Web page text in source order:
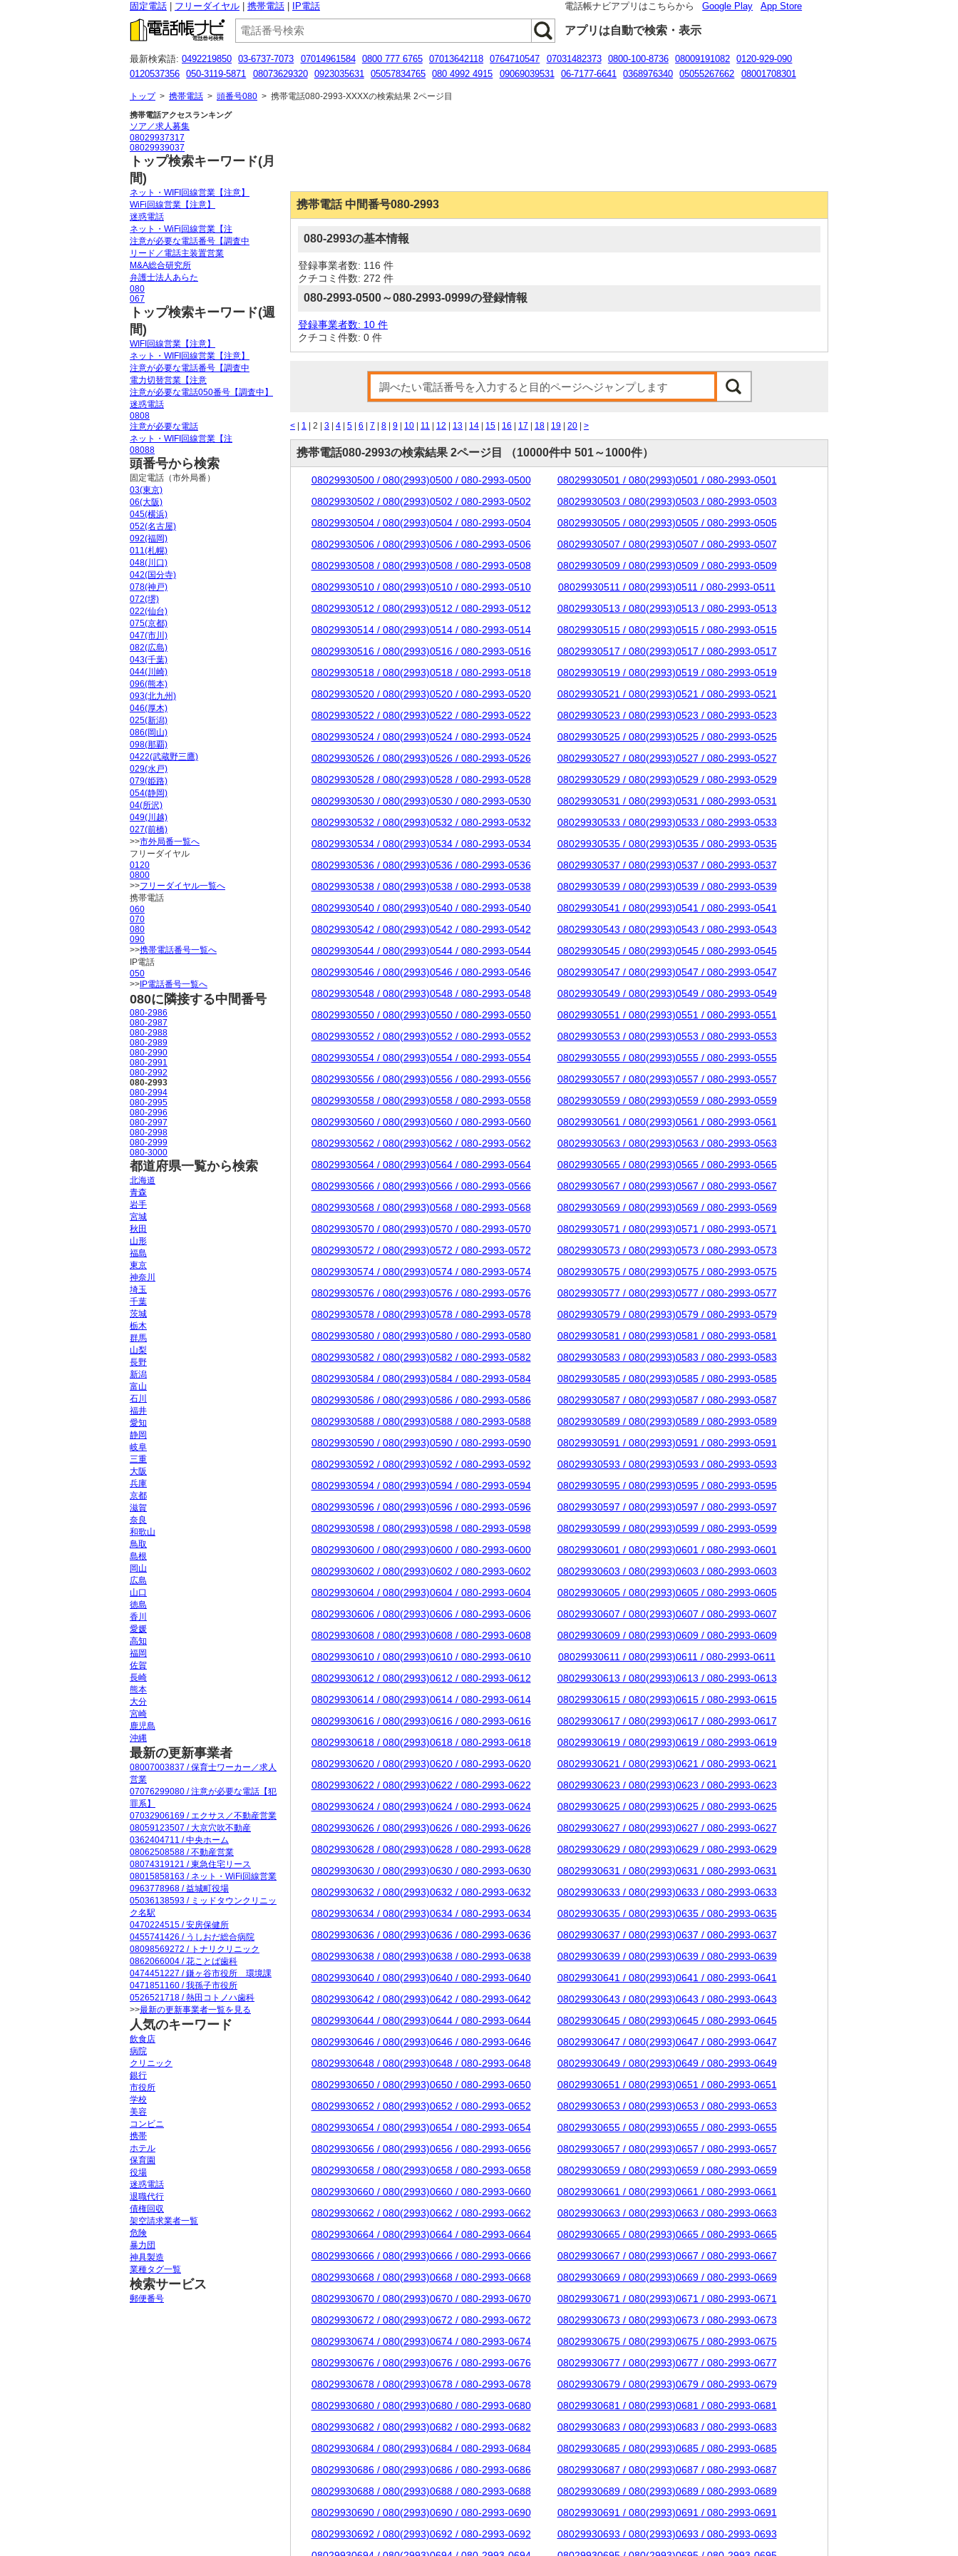
固定電話 フリーダイヤル 携帯電話 IP電話 電話帳ナビアプリはこちらから Google Play App Store
アプリは自動で検索・表示
最新検索語: 0492219850 03-6737-7073 07014961584 0800 777 6765 07013642118 0764710547 07031482373 0800-100-8736 08009191082
0120-929-090
0120537356
050-3119-5871 08073629320 0923035631 05057834765 080 4992 4915 09069039531 06-7177-6641 0368976340 05055267662
08001708301
トップ> 携帯電話 > 頭番号080 > 携帯電話080-2993-XXXXの検索結果 2ページ目
携帯電話 中間番号080-2993
080-2993の基本情報
登録事業者数: 116 件
クチコミ件数: 272 件
080-2993-0500～080-2993-0999の登録情報
登録事業者数: 10 件
クチコミ件数: 0 件
< 1 | 2 | 3 4 5 6 7 8 9 10 11 12 13 14 15 16 17 18 19 20 >
携帯電話080-2993の検索結果 2ページ目 （10000件中 501～1000件）
08029930500 / 080(2993)0500 / 080-2993-0500
08029930501 / 080(2993)0501 / 080-2993-0501
08029930502 / 080(2993)0502 / 080-2993-0502
08029930503 / 080(2993)0503 / 080-2993-0503
08029930504 / 080(2993)0504 / 080-2993-0504
08029930505 / 080(2993)0505 / 080-2993-0505
08029930506 / 080(2993)0506 / 080-2993-0506
08029930507 / 080(2993)0507 / 080-2993-0507
08029930508 / 080(2993)0508 / 080-2993-0508
08029930509 / 080(2993)0509 / 080-2993-0509
08029930510 / 080(2993)0510 / 080-2993-0510
08029930511 / 080(2993)0511 / 080-2993-0511
08029930512 / 080(2993)0512 / 080-2993-0512
08029930513 / 080(2993)0513 / 080-2993-0513
08029930514 / 080(2993)0514 / 080-2993-0514
08029930515 / 080(2993)0515 / 080-2993-0515
08029930516 / 080(2993)0516 / 080-2993-0516
08029930517 / 080(2993)0517 / 080-2993-0517
08029930518 / 080(2993)0518 / 080-2993-0518
08029930519 / 080(2993)0519 / 080-2993-0519
08029930520 / 080(2993)0520 / 080-2993-0520
08029930521 / 080(2993)0521 / 080-2993-0521
08029930522 / 080(2993)0522 / 080-2993-0522
08029930523 / 080(2993)0523 / 080-2993-0523
08029930524 / 080(2993)0524 / 080-2993-0524
08029930525 / 080(2993)0525 / 080-2993-0525
08029930526 / 080(2993)0526 / 080-2993-0526
08029930527 / 080(2993)0527 / 080-2993-0527
08029930528 / 080(2993)0528 / 080-2993-0528
08029930529 / 080(2993)0529 / 080-2993-0529
08029930530 / 080(2993)0530 / 080-2993-0530
08029930531 / 080(2993)0531 / 080-2993-0531
08029930532 / 080(2993)0532 / 080-2993-0532
08029930533 / 080(2993)0533 / 080-2993-0533
08029930534 / 080(2993)0534 / 080-2993-0534
08029930535 / 080(2993)0535 / 080-2993-0535
08029930536 / 080(2993)0536 / 080-2993-0536
08029930537 / 080(2993)0537 / 080-2993-0537
08029930538 / 080(2993)0538 / 080-2993-0538
08029930539 / 080(2993)0539 / 080-2993-0539
08029930540 / 080(2993)0540 / 080-2993-0540
08029930541 / 080(2993)0541 / 080-2993-0541
08029930542 / 080(2993)0542 / 080-2993-0542
08029930543 / 080(2993)0543 / 080-2993-0543
08029930544 / 080(2993)0544 / 080-2993-0544
08029930545 / 080(2993)0545 / 080-2993-0545
08029930546 / 080(2993)0546 / 080-2993-0546
08029930547 / 080(2993)0547 / 080-2993-0547
08029930548 / 080(2993)0548 / 080-2993-0548
08029930549 / 080(2993)0549 / 080-2993-0549
08029930550 / 080(2993)0550 / 080-2993-0550
08029930551 / 080(2993)0551 / 080-2993-0551
08029930552 / 080(2993)0552 / 080-2993-0552
08029930553 / 080(2993)0553 / 080-2993-0553
08029930554 / 080(2993)0554 / 080-2993-0554
08029930555 / 080(2993)0555 / 080-2993-0555
08029930556 / 080(2993)0556 / 080-2993-0556
08029930557 / 080(2993)0557 / 080-2993-0557
08029930558 / 080(2993)0558 / 080-2993-0558
08029930559 / 080(2993)0559 / 080-2993-0559
08029930560 / 080(2993)0560 / 080-2993-0560
08029930561 / 080(2993)0561 / 080-2993-0561
08029930562 / 080(2993)0562 / 080-2993-0562
08029930563 / 080(2993)0563 / 080-2993-0563
08029930564 / 080(2993)0564 / 080-2993-0564
08029930565 / 080(2993)0565 / 080-2993-0565
08029930566 / 080(2993)0566 / 080-2993-0566
08029930567 / 080(2993)0567 / 080-2993-0567
08029930568 / 080(2993)0568 / 080-2993-0568
08029930569 / 080(2993)0569 / 080-2993-0569
08029930570 / 080(2993)0570 / 080-2993-0570
08029930571 / 080(2993)0571 / 080-2993-0571
08029930572 / 080(2993)0572 / 080-2993-0572
08029930573 / 080(2993)0573 / 080-2993-0573
08029930574 / 080(2993)0574 / 080-2993-0574
08029930575 / 080(2993)0575 / 080-2993-0575
08029930576 / 080(2993)0576 / 080-2993-0576
08029930577 / 080(2993)0577 / 080-2993-0577
08029930578 / 080(2993)0578 / 080-2993-0578
08029930579 / 080(2993)0579 / 080-2993-0579
08029930580 / 080(2993)0580 / 080-2993-0580
08029930581 / 080(2993)0581 / 080-2993-0581
08029930582 / 080(2993)0582 / 080-2993-0582
08029930583 / 080(2993)0583 / 080-2993-0583
08029930584 / 080(2993)0584 / 080-2993-0584
08029930585 / 080(2993)0585 / 080-2993-0585
08029930586 / 080(2993)0586 / 080-2993-0586
08029930587 / 080(2993)0587 / 080-2993-0587
08029930588 / 080(2993)0588 / 080-2993-0588
08029930589 / 080(2993)0589 / 080-2993-0589
08029930590 / 080(2993)0590 / 080-2993-0590
08029930591 / 080(2993)0591 / 080-2993-0591
08029930592 / 080(2993)0592 / 080-2993-0592
08029930593 / 080(2993)0593 / 080-2993-0593
08029930594 / 080(2993)0594 / 080-2993-0594
08029930595 / 080(2993)0595 / 080-2993-0595
08029930596 / 080(2993)0596 / 080-2993-0596
08029930597 / 080(2993)0597 / 080-2993-0597
08029930598 / 080(2993)0598 / 080-2993-0598
08029930599 / 080(2993)0599 / 080-2993-0599
08029930600 / 080(2993)0600 / 080-2993-0600
08029930601 / 080(2993)0601 / 080-2993-0601
08029930602 / 080(2993)0602 / 080-2993-0602
08029930603 / 080(2993)0603 / 080-2993-0603
08029930604 / 080(2993)0604 / 080-2993-0604
08029930605 / 080(2993)0605 / 080-2993-0605
08029930606 / 080(2993)0606 / 080-2993-0606
08029930607 / 080(2993)0607 / 080-2993-0607
08029930608 / 080(2993)0608 / 080-2993-0608
08029930609 / 080(2993)0609 / 080-2993-0609
08029930610 / 080(2993)0610 / 080-2993-0610
08029930611 / 080(2993)0611 / 080-2993-0611
08029930612 / 080(2993)0612 / 080-2993-0612
08029930613 / 080(2993)0613 / 080-2993-0613
08029930614 / 080(2993)0614 / 080-2993-0614
08029930615 / 080(2993)0615 / 080-2993-0615
08029930616 / 080(2993)0616 / 080-2993-0616
08029930617 / 080(2993)0617 / 080-2993-0617
08029930618 / 080(2993)0618 / 080-2993-0618
08029930619 / 080(2993)0619 / 080-2993-0619
08029930620 / 080(2993)0620 / 080-2993-0620
08029930621 / 080(2993)0621 / 080-2993-0621
08029930622 / 080(2993)0622 / 080-2993-0622
08029930623 / 080(2993)0623 / 080-2993-0623
08029930624 / 080(2993)0624 / 080-2993-0624
08029930625 / 080(2993)0625 / 080-2993-0625
08029930626 / 080(2993)0626 / 080-2993-0626
08029930627 / 080(2993)0627 / 080-2993-0627
08029930628 / 080(2993)0628 / 080-2993-0628
08029930629 / 080(2993)0629 / 080-2993-0629
08029930630 / 080(2993)0630 / 080-2993-0630
08029930631 / 080(2993)0631 / 080-2993-0631
08029930632 / 080(2993)0632 / 080-2993-0632
08029930633 / 080(2993)0633 / 080-2993-0633
08029930634 / 080(2993)0634 / 080-2993-0634
08029930635 / 080(2993)0635 / 080-2993-0635
08029930636 / 080(2993)0636 / 080-2993-0636
08029930637 / 080(2993)0637 / 080-2993-0637
08029930638 / 080(2993)0638 / 080-2993-0638
08029930639 / 080(2993)0639 / 080-2993-0639
08029930640 / 080(2993)0640 / 080-2993-0640
08029930641 / 080(2993)0641 / 080-2993-0641
08029930642 / 080(2993)0642 / 080-2993-0642
08029930643 / 080(2993)0643 / 080-2993-0643
08029930644 / 080(2993)0644 / 080-2993-0644
08029930645 / 080(2993)0645 / 080-2993-0645
08029930646 / 080(2993)0646 / 080-2993-0646
08029930647 / 080(2993)0647 / 080-2993-0647
08029930648 / 080(2993)0648 / 080-2993-0648
08029930649 / 080(2993)0649 / 080-2993-0649
08029930650 / 080(2993)0650 / 080-2993-0650
08029930651 / 080(2993)0651 / 080-2993-0651
08029930652 / 080(2993)0652 / 080-2993-0652
08029930653 / 080(2993)0653 / 080-2993-0653
08029930654 / 080(2993)0654 / 080-2993-0654
08029930655 / 080(2993)0655 / 080-2993-0655
08029930656 / 080(2993)0656 / 080-2993-0656
08029930657 / 080(2993)0657 / 080-2993-0657
08029930658 / 080(2993)0658 / 080-2993-0658
08029930659 / 080(2993)0659 / 080-2993-0659
08029930660 / 080(2993)0660 / 080-2993-0660
08029930661 / 080(2993)0661 / 080-2993-0661
08029930662 / 080(2993)0662 / 080-2993-0662
08029930663 / 080(2993)0663 / 080-2993-0663
08029930664 / 080(2993)0664 / 080-2993-0664
08029930665 / 080(2993)0665 / 080-2993-0665
08029930666 / 080(2993)0666 / 080-2993-0666
08029930667 / 080(2993)0667 / 080-2993-0667
08029930668 / 080(2993)0668 / 080-2993-0668
08029930669 / 080(2993)0669 / 080-2993-0669
08029930670 / 080(2993)0670 / 080-2993-0670
08029930671 / 080(2993)0671 / 080-2993-0671
08029930672 / 080(2993)0672 / 080-2993-0672
08029930673 / 080(2993)0673 / 080-2993-0673
08029930674 / 080(2993)0674 / 080-2993-0674
08029930675 / 080(2993)0675 / 080-2993-0675
08029930676 / 080(2993)0676 / 080-2993-0676
08029930677 / 080(2993)0677 / 080-2993-0677
08029930678 / 080(2993)0678 / 080-2993-0678
08029930679 / 080(2993)0679 / 080-2993-0679
08029930680 / 080(2993)0680 / 080-2993-0680
08029930681 / 080(2993)0681 / 080-2993-0681
08029930682 / 080(2993)0682 / 080-2993-0682
08029930683 / 080(2993)0683 / 080-2993-0683
08029930684 / 080(2993)0684 / 080-2993-0684
08029930685 / 080(2993)0685 / 080-2993-0685
08029930686 / 080(2993)0686 / 080-2993-0686
08029930687 / 080(2993)0687 / 080-2993-0687
08029930688 / 080(2993)0688 / 080-2993-0688
08029930689 / 080(2993)0689 / 080-2993-0689
08029930690 / 080(2993)0690 / 080-2993-0690
08029930691 / 080(2993)0691 / 080-2993-0691
08029930692 / 080(2993)0692 / 080-2993-0692
08029930693 / 080(2993)0693 / 080-2993-0693
携帯電話アクセスランキング
ソア／求人募集
08029937317
08029939037
トップ検索キーワード(月
間)
ネット・WIFI回線営業【注意】
WiFi回線営業【注意】
迷惑電話
ネット・WiFi回線営業【注
注意が必要な電話番号【調査中
リード／電話主装置営業
M&A総合研究所
弁護士法人あらた
080
067
トップ検索キーワード(週
間)
WIFI回線営業【注意】
ネット・WIFI回線営業【注意】
注意が必要な電話番号【調査中
電力切替営業【注意
注意が必要な電話050番号【調査中】
迷惑電話
0808
注意が必要な電話
ネット・WIFI回線営業【注
08088
頭番号から検索
固定電話（市外局番）
03(東京)
06(大阪)
045(横浜)
052(名古屋)
092(福岡)
011(札幌)
048(川口)
042(国分寺)
078(神戸)
072(堺)
022(仙台)
075(京都)
047(市川)
082(広島)
043(千葉)
044(川崎)
096(熊本)
093(北九州)
046(厚木)
025(新潟)
086(岡山)
098(那覇)
0422(武蔵野三鷹)
029(水戸)
079(姫路)
054(静岡)
04(所沢)
049(川越)
027(前橋)
>>市外局番一覧へ
フリーダイヤル
0120
0800
>>フリーダイヤル一覧へ
携帯電話
060
070
080
090
>>携帯電話番号一覧へ
IP電話
050
>> IP電話番号一覧へ
080に隣接する中間番号
080-2986
080-2987
080-2988
080-2989
080-2990
080-2991
080-2992
080-2993
080-2994
080-2995
080-2996
080-2997
080-2998
080-2999
080-3000
都道府県一覧から検索
北海道
青森
岩手
宮城
秋田
山形
福島
東京
神奈川
埼玉
千葉
茨城
栃木
群馬
山梨
長野
新潟
富山
石川
福井
愛知
静岡
岐阜
三重
大阪
兵庫
京都
滋賀
奈良
和歌山
鳥取
島根
岡山
広島
山口
徳島
香川
愛媛
高知
福岡
佐賀
長崎
熊本
大分
宮崎
鹿児島
沖縄
最新の更新事業者
08007003837 / 保育士ワーカー／求人
営業
07076299080 / 注意が必要な電話【犯
罪系】
07032906169 / エクサス／不動産営業
08059123507 / 大京穴吹不動産
0362404711 / 中央ホーム
08062508588 / 不動産営業
08074319121 / 東急住宅リース
08015858163 / ネット・WiFi回線営業
0963778968 / 益城町役場
05036138593 / ミッドタウンクリニッ
ク名駅
0470224515 / 安房保健所
0455741426 / うしおだ総合病院
08098569272 / トナリクリニック
0862066004 / 花ことば歯科
0474451227 / 鎌ヶ谷市役所 環境課
0471851160 / 我孫子市役所
0526521718 / 熱田コトノハ歯科
>>最新の更新事業者一覧を見る
人気のキーワード
飲食店
病院
クリニック
銀行
市役所
学校
美容
コンビニ
携帯
ホテル
保育園
役場
迷惑電話
退職代行
債権回収
架空請求業者一覧
危険
暴力団
神具製造
業種タグ一覧
検索サービス
郵便番号